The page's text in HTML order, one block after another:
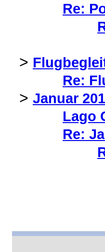
Re:
>
Re:
> Januar
Lago
Re: